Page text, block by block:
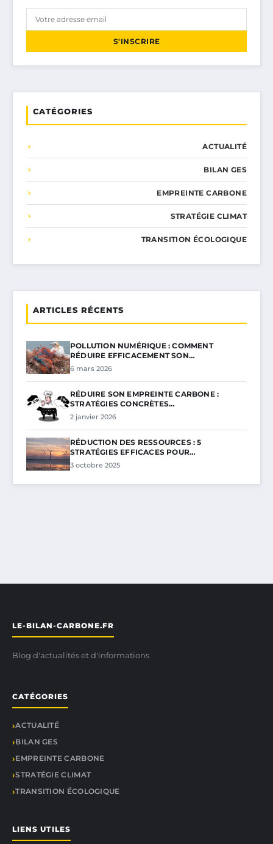
S'INSCRIRE
CATÉGORIES
ACTUALITÉ
BILAN GES
EMPREINTE CARBONE
STRATÉGIE CLIMAT
TRANSITION ÉCOLOGIQUE
ARTICLES RÉCENTS
POLLUTION NUMÉRIQUE : COMMENT
RÉDUIRE EFFICACEMENT SON…
6 mars 2026
RÉDUIRE SON EMPREINTE CARBONE :
STRATÉGIES CONCRÈTES…
2 janvier 2026
RÉDUCTION DES RESSOURCES : 5
STRATÉGIES EFFICACES POUR…
3 octobre 2025
LE-BILAN-CARBONE.FR
Blog d'actualités et d'informations
CATÉGORIES
ACTUALITÉ
BILAN GES
EMPREINTE CARBONE
STRATÉGIE CLIMAT
TRANSITION ÉCOLOGIQUE
LIENS UTILES